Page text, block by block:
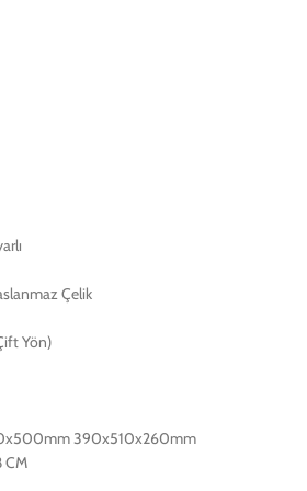
Çelik
Yön)
390x510x260mm
CM